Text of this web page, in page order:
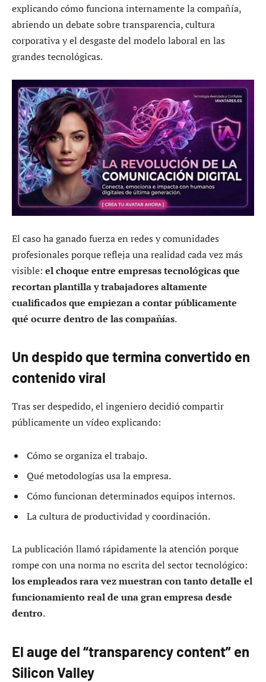
explicando cómo funciona internamente la compañía,
abriendo un debate sobre transparencia, cultura
corporativa y el desgaste del modelo laboral en las
grandes tecnológicas.
El caso ha ganado fuerza en redes y comunidades
profesionales porque refleja una realidad cada vez más
visible: el choque entre empresas tecnológicas que
recortan plantilla y trabajadores altamente
cualificados que empiezan a contar públicamente
qué ocurre dentro de las compañías.
Un despido que termina convertido en
contenido viral
Tras ser despedido, el ingeniero decidió compartir
públicamente un vídeo explicando:
Cómo se organiza el trabajo.
Qué metodologías usa la empresa.
Cómo funcionan determinados equipos internos.
La cultura de productividad y coordinación.
La publicación llamó rápidamente la atención porque
rompe con una norma no escrita del sector tecnológico:
los empleados rara vez muestran con tanto detalle el
funcionamiento real de una gran empresa desde
dentro.
El auge del “transparency content” en
Silicon Valley